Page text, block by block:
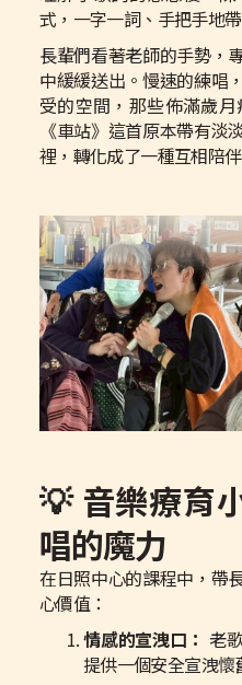
式，一字一詞、手把手地
長輩們看著老師的手勢，
中緩緩送出。慢速的練唱
受的空間，那些佈滿歲
《車站》這首原本帶有淡
裡，轉化成了一種互相陪
💡 音樂療育
唱的魔力
在日照中心的課程中，帶
心價值：
情感的宣洩口： 老
提供一個安全宣洩懷